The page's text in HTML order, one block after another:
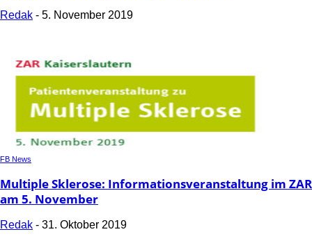
Redak - 5. November 2019
FB News
Multiple Sklerose: Informationsveranstaltung im ZAR
am 5. November
Redak - 31. Oktober 2019